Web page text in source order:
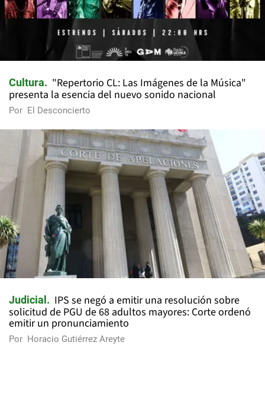
Cultura
"Repertorio CL: Las Imágenes de la Música"
presenta la esencia del nuevo sonido nacional
Por El Desconcierto
Judicial
IPS se negó a emitir una resolución sobre
solicitud de PGU de 68 adultos mayores: Corte ordenó
emitir un pronunciamiento
Por Horacio Gutiérrez Areyte